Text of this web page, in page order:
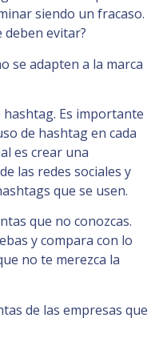
siendo un fracaso.
deben evitar?
adapten a la marca
Es importante
de hashtag en cada
es crear una
las redes sociales y
que se usen.
que no conozcas.
y compara con lo
no te merezca la
de las empresas que